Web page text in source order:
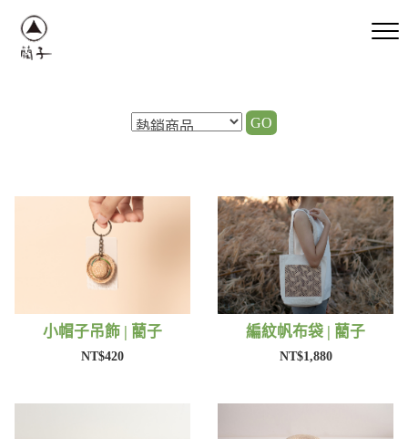
GO
小帽子吊飾 | 藺子
NT$420
編紋帆布袋 | 藺子
NT$1,880